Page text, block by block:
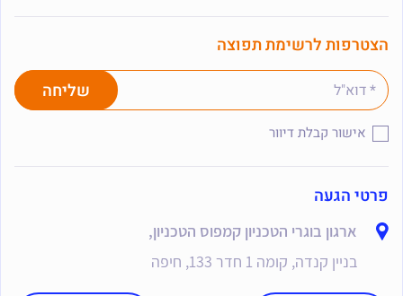
פרטי הגעה
ארגון בוגרי הטכניון קמפוס הטכניון,
בניין קנדה, קומה 1 חדר 133, חיפה
הצטרפות לרשימת תפוצה
אישור קבלת דיוור